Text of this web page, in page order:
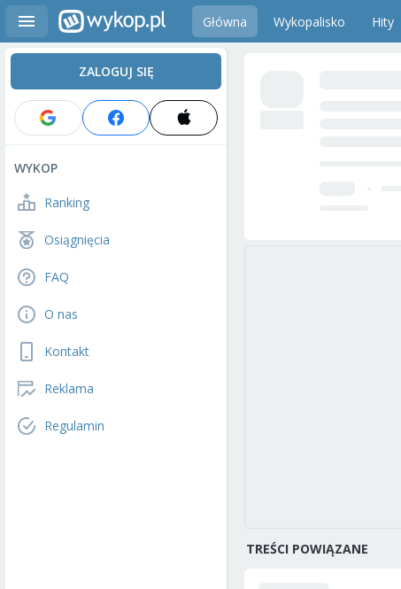
Główna Wykopalisko Hity
ZALOGUJ SIĘ
WYKOP
Ranking
Osiągnięcia
FAQ
O nas
Kontakt
Reklama
Regulamin
TREŚCI POWIĄZANE